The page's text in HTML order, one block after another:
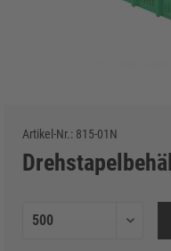
Artikel-Nr.: 815-01N